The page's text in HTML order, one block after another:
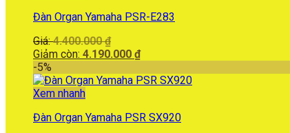
Đàn Organ Yamaha PSR-E283
Giá:4.400.000₫
gốc
4.400.000 ₫.
Giảm còn: 4.190.000 ₫Giá
tại
-5%
Xem nhanh
Đàn Organ Yamaha PSR SX920